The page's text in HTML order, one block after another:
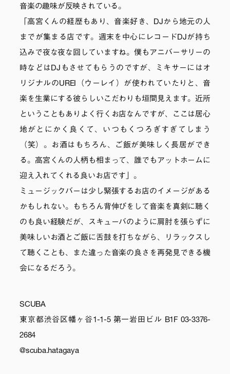
音楽の趣味が反映されている。
「高宮くんの経歴もあり、音楽好き、DJから地元の人
までが集まる店です。週末を中心にレコードDJが持ち
込みで夜な夜な回していますね。僕もアニバーサリーの
時などはDJもさせてもらうのですが、ミキサーにはオ
リジナルのUREI（ウーレイ）が使われていたりと、音
楽を生業にする彼らしいこだわりも垣間見えます。近所
ということもありよく行くお店なんですが、ここは居心
地がとにかく良くて、いつもくつろぎすぎてしまう
（笑）。お酒はもちろん、ご飯が美味しく長居ができ
る。高宮くんの人柄も相まって、誰でもアットホームに
迎え入れてくれる良いお店です」。
ミュージックバーは少し緊張するお店のイメージがある
かもしれない。もちろん背伸びをして音楽を真剣に聴く
のも良い経験だが、スキューバのように肩肘を張らずに
美味しいお酒とご飯に舌鼓を打ちながら、リラックスし
て聴くことも、また違った音楽の良さを再発見できる機
会になるだろう。
SCUBA
東京都渋谷区幡ヶ谷1-1-5 第一岩田ビル B1F 03-3376-
2684
@scuba.hatagaya